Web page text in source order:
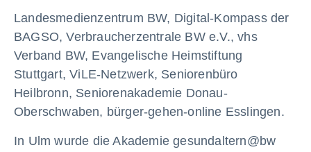
Landesmedienzentrum BW, Digital-Kompass der
BAGSO, Verbraucherzentrale BW e.V., vhs
Verband BW, Evangelische Heimstiftung
Stuttgart, ViLE-Netzwerk, Seniorenbüro
Heilbronn, Seniorenakademie Donau-
Oberschwaben, bürger-gehen-online Esslingen.
In Ulm wurde die Akademie gesundaltern@bw